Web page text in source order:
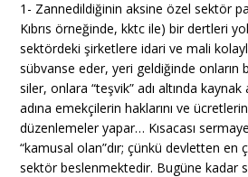
1- Zannedildiğinin aksine özel sektör
Kıbrıs örneğinde, kktc ile) bir dertleri
sektördeki şirketlere idari ve mali
sübvanse eder, yeri geldiğinde onların
siler, onlara “teşvik” adı altında
adına emekçilerin haklarını ve
düzenlemeler yapar… Kısacası
“kamusal olan”dır; çünkü devletten en
sektör beslenmektedir. Bugüne kadar